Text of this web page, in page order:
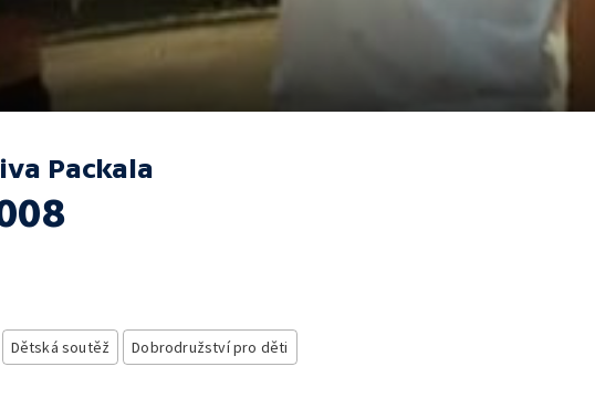
Packala
Dětská soutěž Dobrodružství pro děti